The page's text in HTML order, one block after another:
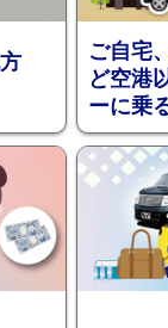
ご自宅
ど空港
ーに乗